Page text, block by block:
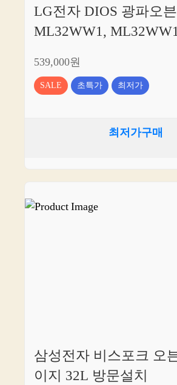
LG전자 DIOS 광파오븐
ML32WW1,
539,000원
SALE 초특가 최저가
최저가구매
삼성전자 비스포크 오
이지 32L 방문설치